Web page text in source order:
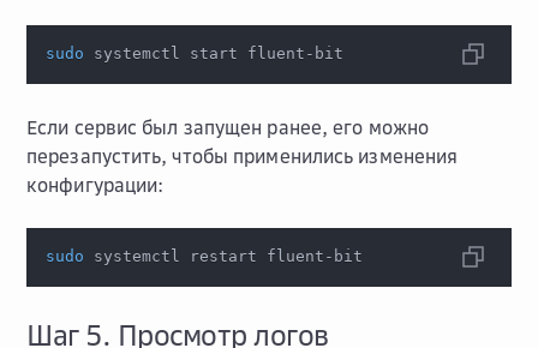
sudo systemctl start fluent-bit
Если сервис был запущен ранее, его можно
перезапустить, чтобы применились изменения
конфигурации:
sudo systemctl restart fluent-bit
Шаг 5. Просмотр логов